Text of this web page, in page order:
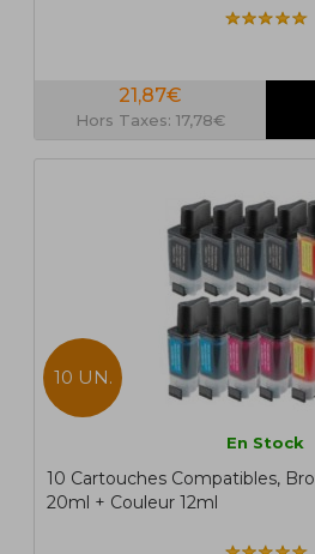
21,87€
Hors Taxes: 17,78€
10 UN.
En Stock
10 Cartouches Compatibles,
20ml + Couleur 12ml